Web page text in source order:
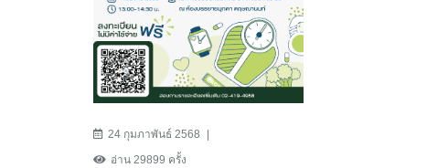
24 กุมภาพันธ์ 2568
อ่าน 29899 ครั้ง